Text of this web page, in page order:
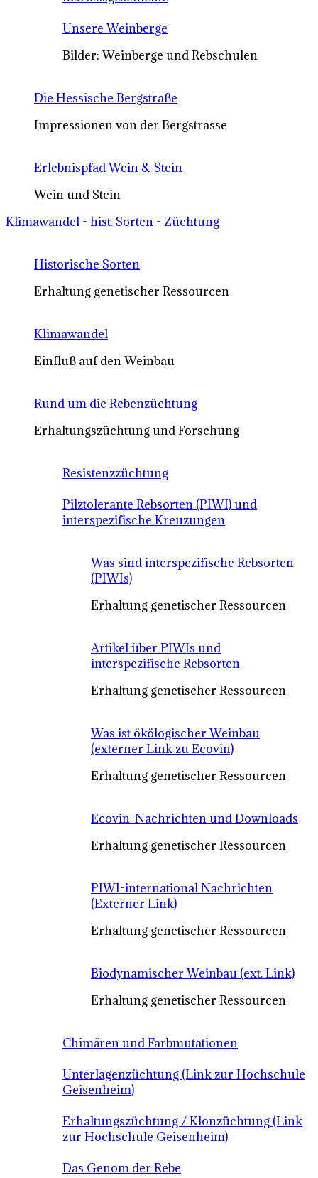
Unsere Weinberge
Bilder: Weinberge und Rebschulen
Die Hessische Bergstraße
Impressionen von der Bergstrasse
Erlebnispfad Wein & Stein
Wein und Stein
Klimawandel - hist. Sorten - Züchtung
Historische Sorten
Erhaltung genetischer Ressourcen
Klimawandel
Einfluß auf den Weinbau
Rund um die Rebenzüchtung
Erhaltungszüchtung und Forschung
Resistenzzüchtung
Pilztolerante Rebsorten (PIWI) und
interspezifische Kreuzungen
Was sind interspezifische Rebsorten
(PIWIs)
Erhaltung genetischer Ressourcen
Artikel über PIWIs und
interspezifische Rebsorten
Erhaltung genetischer Ressourcen
Was ist ökölogischer Weinbau
(externer Link zu Ecovin)
Erhaltung genetischer Ressourcen
Ecovin-Nachrichten und Downloads
Erhaltung genetischer Ressourcen
PIWI-international Nachrichten
(Externer Link)
Erhaltung genetischer Ressourcen
Biodynamischer Weinbau (ext. Link)
Erhaltung genetischer Ressourcen
Chimären und Farbmutationen
Unterlagenzüchtung (Link zur Hochschule
Geisenheim)
Erhaltungszüchtung / Klonzüchtung (Link
zur Hochschule Geisenheim)
Das Genom der Rebe